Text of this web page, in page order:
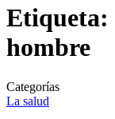
Etiqueta:
hombre
Categorías
La salud